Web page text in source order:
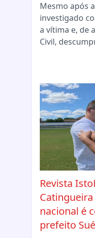
Mesmo após
investigado
a vítima e, de
Civil,
Revista
nacional é
prefeito